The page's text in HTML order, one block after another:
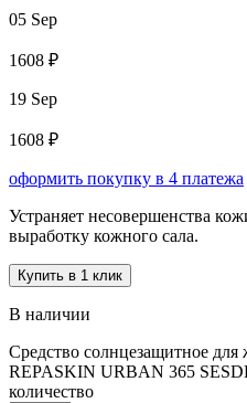
05 Sep
1608 ₽
19 Sep
1608 ₽
оформить покупку в 4 платежа
Устраняет несовершенства
выработку кожного сала.
Купить в 1 клик
В наличии
Средство солнцезащитное
REPASKIN URBAN 365
количество